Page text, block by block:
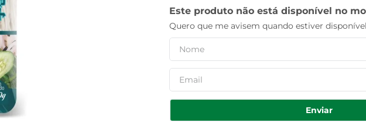
Este produto não está disponível no
Quero que me avisem quando estiver disponível
Enviar